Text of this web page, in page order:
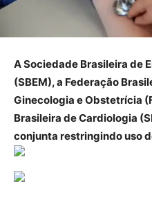
A Sociedade Brasileira de
(SBEM), a Federação
Ginecologia e Obstetrícia
Brasileira de Cardiologia
conjunta restringindo uso